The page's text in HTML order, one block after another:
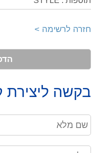
חזרה לרשימה >
בקשה ליצירת